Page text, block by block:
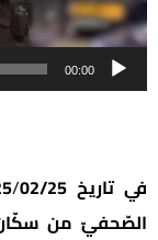
00:00
في تاريخ 25/